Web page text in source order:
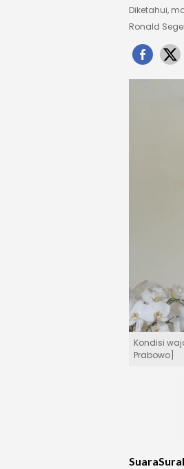
Diketahui,
Ronald
Kondisi
Prabowo]